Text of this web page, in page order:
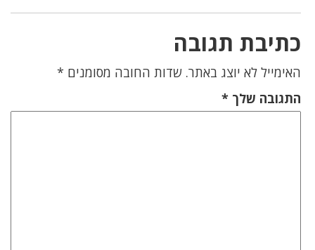
כתיבת תגובה
האימייל לא יוצג באתר. שדות החובה מסומנים *
התגובה שלך *